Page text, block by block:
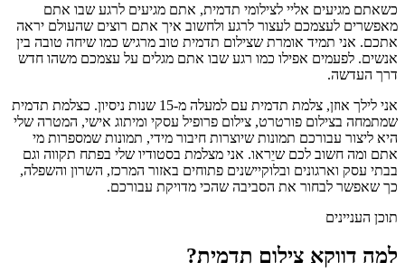
כשאתם מגיעים אליי לצילומי תדמית, אתם מגיעים לרגע שבו אתם
מאפשרים לעצמכם לעצור לרגע ולחשוב איך אתם רוצים שהעולם יראה
אתכם. אני תמיד אומרת שצילום תדמית טוב מרגיש כמו שיחה טובה בין
אנשים. לפעמים אפילו כמו רגע שבו אתם מגלים על עצמכם משהו חדש
דרך העדשה.
אני לילך אוזן, צלמת תדמית עם למעלה מ-15 שנות ניסיון. כצלמת תדמית
שמתמחה בצילום פורטרט, צילום פרופיל עסקי ומיתוג אישי, המטרה שלי
היא ליצור עבורכם תמונות שיוצרות חיבור מידי, תמונות שמספרות מי
אתם ומה חשוב לכם שיֵראו. אני מצלמת בסטודיו שלי בפתח תקווה וגם
בבתי עסק וארגונים ובלוקיישנים פתוחים באזור המרכז, השרון והשפלה,
כך שאפשר לבחור את הסביבה שהכי מדויקת עבורכם.
תוכן העניינים
למה דווקא צילום תדמית?